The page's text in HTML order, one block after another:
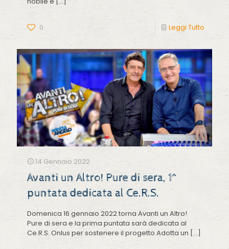
0 Leggi Tutto
14 Gennaio 2022
Avanti un Altro! Pure di sera, 1^
puntata dedicata al Ce.R.S.
Domenica 16 gennaio 2022 torna Avanti un Altro!
Pure di sera e la prima puntata sarà dedicata al
Ce.R.S. Onlus per sostenere il progetto Adotta un […]